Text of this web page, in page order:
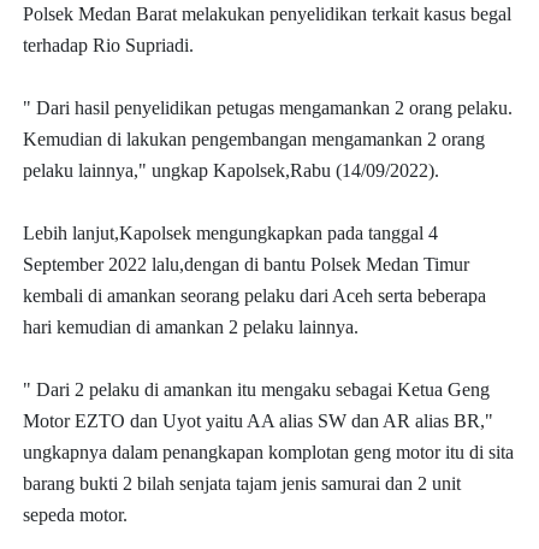
Polsek Medan Barat melakukan penyelidikan terkait kasus begal
terhadap Rio Supriadi.
" Dari hasil penyelidikan petugas mengamankan 2 orang pelaku.
Kemudian di lakukan pengembangan mengamankan 2 orang
pelaku lainnya," ungkap Kapolsek,Rabu (14/09/2022).
Lebih lanjut,Kapolsek mengungkapkan pada tanggal 4
September 2022 lalu,dengan di bantu Polsek Medan Timur
kembali di amankan seorang pelaku dari Aceh serta beberapa
hari kemudian di amankan 2 pelaku lainnya.
" Dari 2 pelaku di amankan itu mengaku sebagai Ketua Geng
Motor EZTO dan Uyot yaitu AA alias SW dan AR alias BR,"
ungkapnya dalam penangkapan komplotan geng motor itu di sita
barang bukti 2 bilah senjata tajam jenis samurai dan 2 unit
sepeda motor.